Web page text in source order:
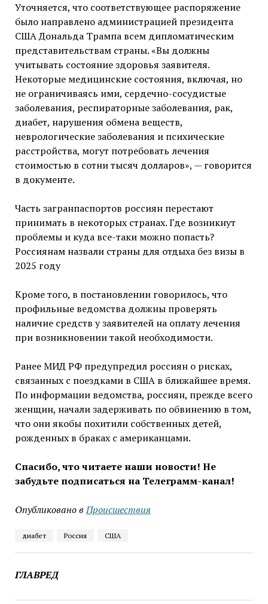
Уточняется, что соответствующее распоряжение
было направлено администрацией президента
США Дональда Трампа всем дипломатическим
представительствам страны. «Вы должны
учитывать состояние здоровья заявителя.
Некоторые медицинские состояния, включая, но
не ограничиваясь ими, сердечно-сосудистые
заболевания, респираторные заболевания, рак,
диабет, нарушения обмена веществ,
неврологические заболевания и психические
расстройства, могут потребовать лечения
стоимостью в сотни тысяч долларов», — говорится
в документе.
Часть загранпаспортов россиян перестают
принимать в некоторых странах. Где возникнут
проблемы и куда все-таки можно попасть?
Россиянам назвали страны для отдыха без визы в
2025 году
Кроме того, в постановлении говорилось, что
профильные ведомства должны проверять
наличие средств у заявителей на оплату лечения
при возникновении такой необходимости.
Ранее МИД РФ предупредил россиян о рисках,
связанных с поездками в США в ближайшее время.
По информации ведомства, россиян, прежде всего
женщин, начали задерживать по обвинению в том,
что они якобы похитили собственных детей,
рожденных в браках с американцами.
Спасибо, что читаете наши новости! Не
забудьте подписаться на Телеграмм-канал!
Опубликовано в Проиcшествия
диабет Россия США
ГЛАВРЕД